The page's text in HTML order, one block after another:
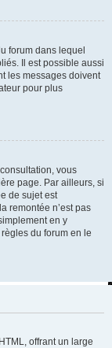
forum dans lequel
Il est possible aussi
les messages doivent
pour plus
vous
page. Par ailleurs, si
de sujet est
remontée n’est pas
en y
du forum en le
offrant un large